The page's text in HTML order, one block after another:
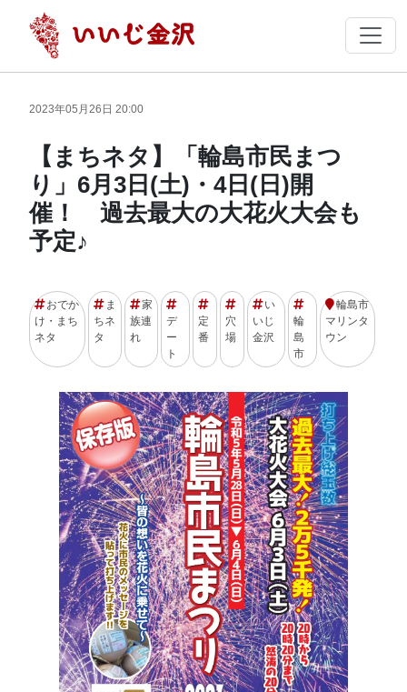
2023年05月26日 20:00
【まちネタ】「輪島市民まつ
り」6月3日(土)・4日(日)開
催！ 過去最大の大花火大会も
予定♪
おでか
け・まち
ネタ
ま
ちネ
タ
家
族連
れ
デ
ー
ト
定
番
穴
場
い
いじ
金沢
輪
島
市
輪島市
マリンタ
ウン